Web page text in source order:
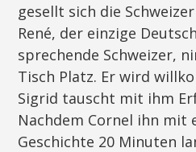
gesellt sich die
René, der einzige
sprechende Schweizer,
Tisch Platz. Er wird
Sigrid tauscht mit ihm
Nachdem Cornel ihn mit
Geschichte 20 Minuten